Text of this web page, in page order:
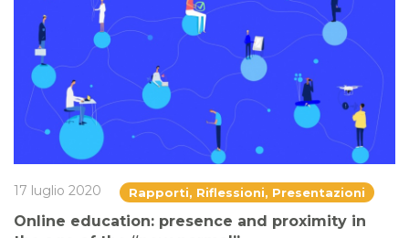
17 luglio 2020 Rapporti, Riflessioni, Presentazioni
Online education: presence and proximity in